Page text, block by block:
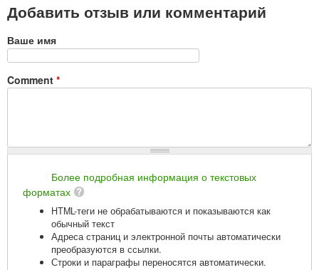
Добавить отзыв или комментарий
Ваше имя
Comment *
Более подробная информация о текстовых
форматах
HTML-теги не обрабатываются и показываются как
обычный текст
Адреса страниц и электронной почты автоматически
преобразуются в ссылки.
Строки и параграфы переносятся автоматически.